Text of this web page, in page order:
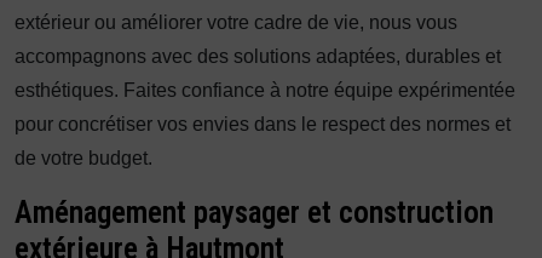
extérieur ou améliorer votre cadre de vie, nous vous
accompagnons avec des solutions adaptées, durables et
esthétiques. Faites confiance à notre équipe expérimentée
pour concrétiser vos envies dans le respect des normes et
de votre budget.
Aménagement paysager et construction
extérieure à Hautmont